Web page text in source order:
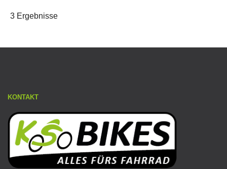
3 Ergebnisse
KONTAKT